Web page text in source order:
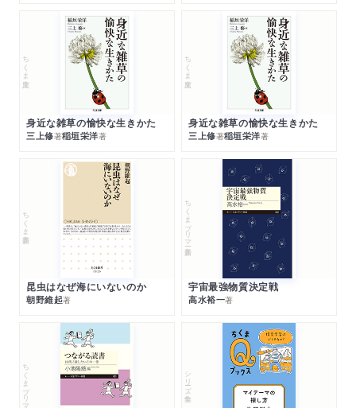
ちくま文庫
身近な雑草の愉快な生きかた
三上修著稲垣栄洋著
ちくま文庫
身近な雑草の愉快な生きかた
三上修著稲垣栄洋著
ちくま新書
昆虫はなぜ海にいないのか
朝野維起著
ちくまプリマー新書
宇宙最強物質決定戦
高水裕一著
ちくまプリマー新書 シリーズ・全集